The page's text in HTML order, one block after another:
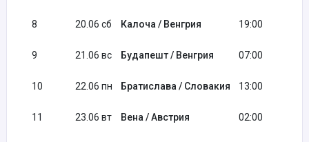
8 20.06 сб Калоча / Венгрия 19:00
9 21.06 вс Будапешт / Венгрия 07:00
10 22.06 пн Братислава / Словакия 13:00
11 23.06 вт Вена / Австрия 02:00